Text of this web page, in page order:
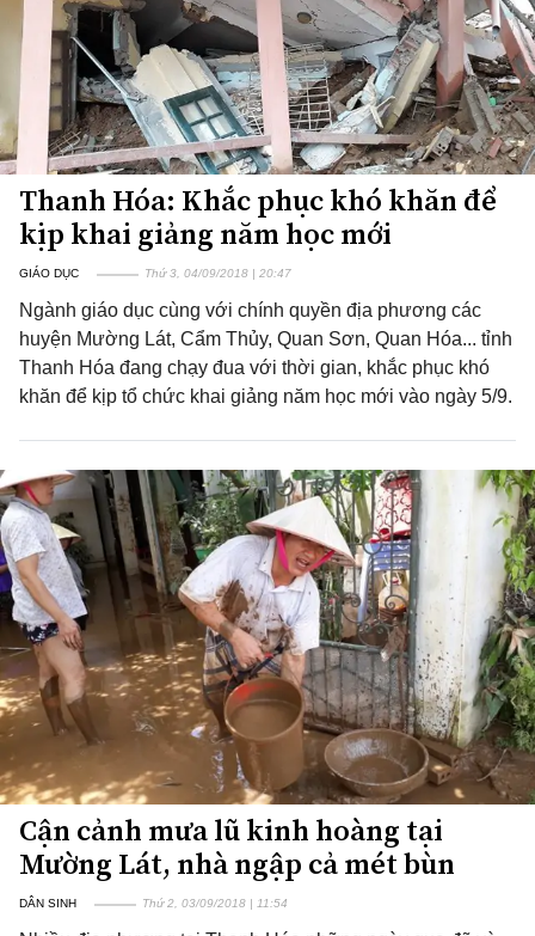
Thanh Hóa: Khắc phục khó khăn để
kịp khai giảng năm học mới
GIÁO DỤC Thứ 3, 04/09/2018 | 20:47
Ngành giáo dục cùng với chính quyền địa phương các
huyện Mường Lát, Cẩm Thủy, Quan Sơn, Quan Hóa... tỉnh
Thanh Hóa đang chạy đua với thời gian, khắc phục khó
khăn để kịp tổ chức khai giảng năm học mới vào ngày 5/9.
Cận cảnh mưa lũ kinh hoàng tại
Mường Lát, nhà ngập cả mét bùn
DÂN SINH Thứ 2, 03/09/2018 | 11:54